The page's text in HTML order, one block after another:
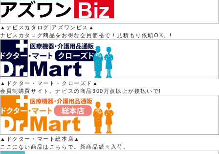
▲ナビスカタログ|アズワンビス▲
ナビスカタログ商品をお得な会員価格で！見積もり依頼OK。!
▲ドクター・マート・クローズド▲
会員制購買サイト。ナビスの商品300万点以上が後払いで!
▲ドクター・マート総本店▲
ここにない商品はこちらで。新商品続々入荷。